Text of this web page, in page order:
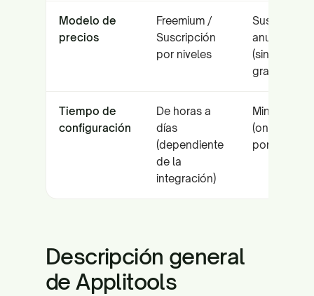
Modelo de
precios
Freemium /
Suscripción
por niveles
Suscripción
anual/
(sin plan
gratuito)
Tiempo de
configuración
De horas a
días
(dependiente
de la
integración)
Minutos
(onboarding
por URL)
Descripción general
de Applitools